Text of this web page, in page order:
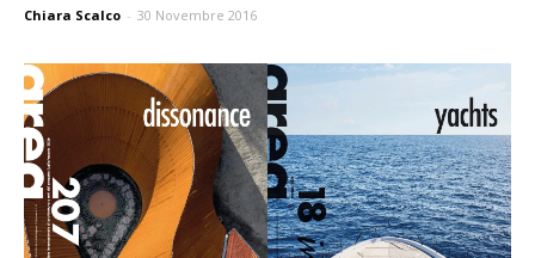
Chiara Scalco - 30 Novembre 2016